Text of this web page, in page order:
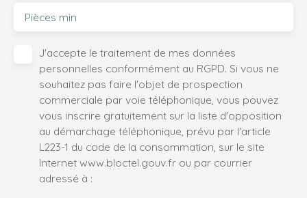
Pièces min
J'accepte le traitement de mes données
personnelles conformément au RGPD. Si vous ne
souhaitez pas faire l'objet de prospection
commerciale par voie téléphonique, vous pouvez
vous inscrire gratuitement sur la liste d'opposition
au démarchage téléphonique, prévu par l'article
L223-1 du code de la consommation, sur le site
Internet www.bloctel.gouv.fr ou par courrier
adressé à :